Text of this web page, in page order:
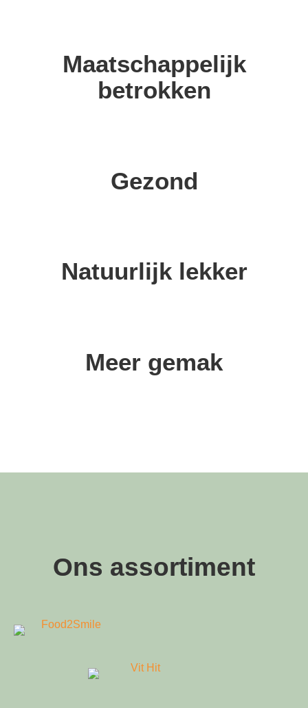
Maatschappelijk
betrokken
Gezond
Natuurlijk lekker
Meer gemak
Ons assortiment